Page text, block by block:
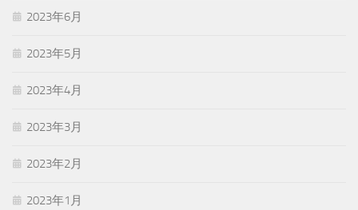
2023年6月
2023年5月
2023年4月
2023年3月
2023年2月
2023年1月